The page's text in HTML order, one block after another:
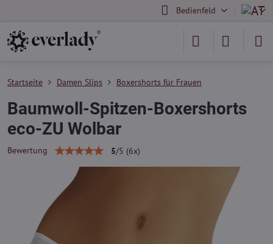
Bedienfeld
Startseite Damen Slips Boxershorts für Frauen
Baumwoll-Spitzen-Boxershorts
eco-ZU Wolbar
Bewertung 5/5 (6x)